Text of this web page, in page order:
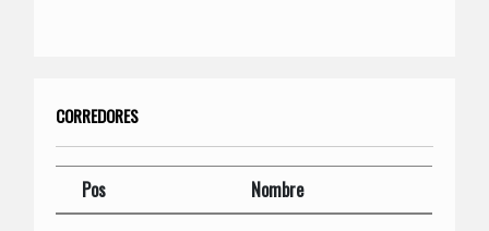
CORREDORES
Pos Nombre